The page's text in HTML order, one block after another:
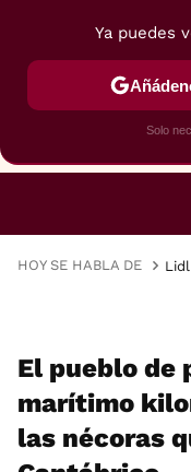
RESTAURANTES
HOY SE HABLA DE Lidl
El pueblo de
marítimo
las nécoras
Ya puedes
Solo